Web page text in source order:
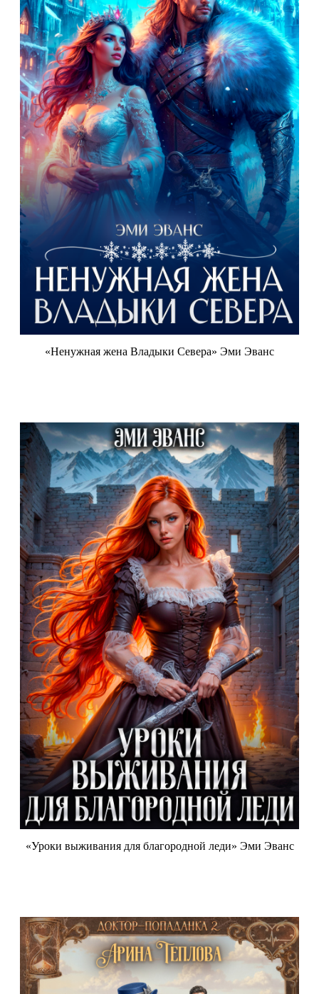
«Ненужная жена Владыки Севера» Эми Эванс
«Уроки выживания для благородной леди» Эми Эванс